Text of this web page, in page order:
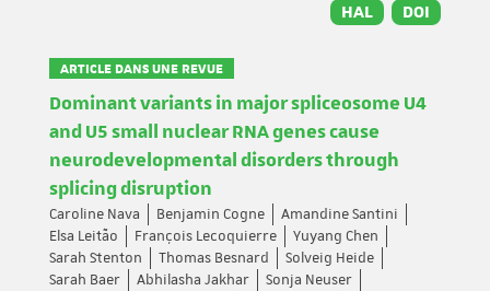
HAL DOI
ARTICLE DANS UNE REVUE
Dominant variants in major spliceosome U4
and U5 small nuclear RNA genes cause
neurodevelopmental disorders through
splicing disruption
Caroline Nava Benjamin Cogne
Amandine Santini
Elsa Leitão
François Lecoquierre
Yuyang Chen
Sarah Stenton
Thomas Besnard
Solveig Heide
Sarah Baer
Abhilasha Jakhar
Sonja Neuser